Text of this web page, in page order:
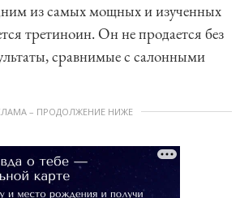
из самых мощных и изученных
третиноин. Он не продается без
сравнимые с салонными
– ПРОДОЛЖЕНИЕ НИЖЕ